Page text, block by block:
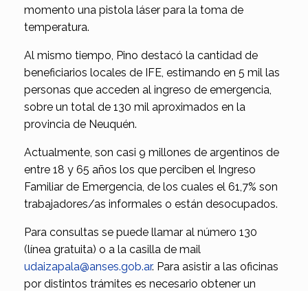
momento una pistola láser para la toma de
temperatura.
Al mismo tiempo, Pino destacó la cantidad de
beneficiarios locales de IFE, estimando en 5 mil las
personas que acceden al ingreso de emergencia,
sobre un total de 130 mil aproximados en la
provincia de Neuquén.
Actualmente, son casi 9 millones de argentinos de
entre 18 y 65 años los que perciben el Ingreso
Familiar de Emergencia, de los cuales el 61,7% son
trabajadores/as informales o están desocupados.
Para consultas se puede llamar al número 130
(línea gratuita) o a la casilla de mail
udaizapala@anses.gob.ar. Para asistir a las oficinas
por distintos trámites es necesario obtener un